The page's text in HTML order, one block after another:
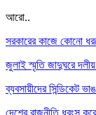
আরো..
সরকারের কাজে কোনো
জুলাই স্মৃতি জাদুঘরে
ব্যবসায়ীদের সিন্ডিকেট
দেশের রাজনীতি ধ্বংস